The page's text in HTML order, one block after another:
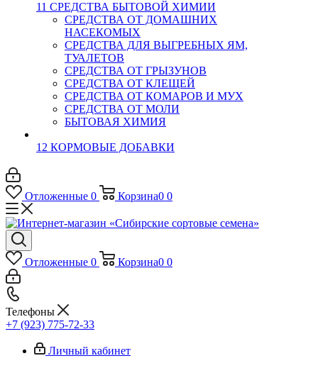
11 СРЕДСТВА БЫТОВОЙ ХИМИИ
СРЕДСТВА ОТ ДОМАШНИХ
НАСЕКОМЫХ
СРЕДСТВА ДЛЯ ВЫГРЕБНЫХ ЯМ,
ТУАЛЕТОВ
СРЕДСТВА ОТ ГРЫЗУНОВ
СРЕДСТВА ОТ КЛЕЩЕЙ
СРЕДСТВА ОТ КОМАРОВ И МУХ
СРЕДСТВА ОТ МОЛИ
БЫТОВАЯ ХИМИЯ
12 КОРМОВЫЕ ДОБАВКИ
Отложенные 0 Корзина0 0
Отложенные 0 Корзина0 0
Телефоны
+7 (923) 775-72-33
Личный кабинет